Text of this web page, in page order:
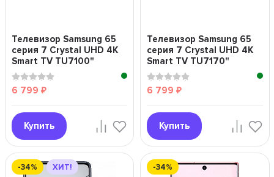
Телевизор Samsung 65
серия 7 Crystal UHD 4K
Smart TV TU7100"
6 799 ₽
Купить
Телевизор Samsung 65
серия 7 Crystal UHD 4K
Smart TV TU7170"
6 799 ₽
Купить
-34% ХИТ! -34%